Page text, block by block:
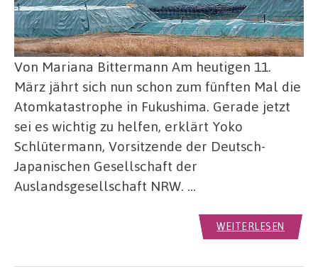
Von Mariana Bittermann Am heutigen 11.
März jährt sich nun schon zum fünften Mal die
Atomkatastrophe in Fukushima. Gerade jetzt
sei es wichtig zu helfen, erklärt Yoko
Schlütermann, Vorsitzende der Deutsch-
Japanischen Gesellschaft der
Auslandsgesellschaft NRW. …
WEITERLESEN